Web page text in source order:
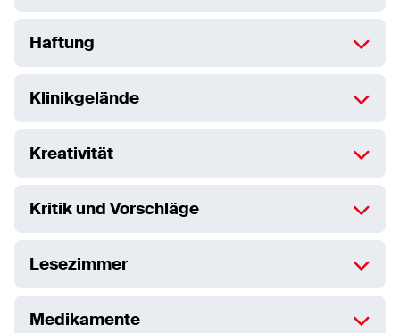
Haftung
Klinikgelände
Kreativität
Kritik und Vorschläge
Lesezimmer
Medikamente